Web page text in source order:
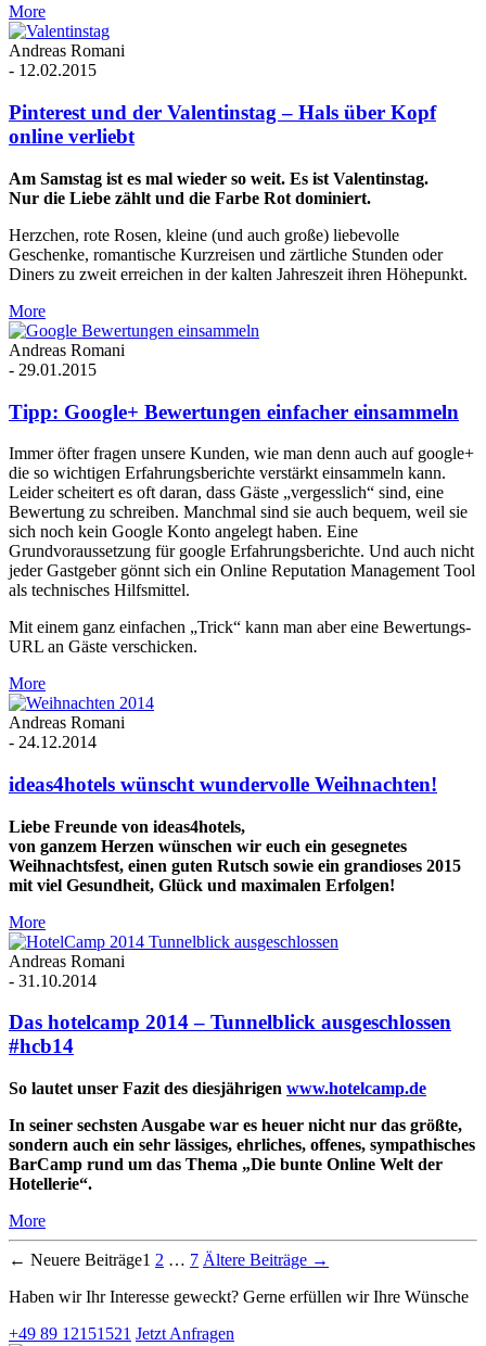
More
Andreas Romani
- 12.02.2015
Pinterest und der Valentinstag – Hals über Kopf
online verliebt
Am Samstag ist es mal wieder so weit. Es ist Valentinstag.
Nur die Liebe zählt und die Farbe Rot dominiert.
Herzchen, rote Rosen, kleine (und auch große) liebevolle
Geschenke, romantische Kurzreisen und zärtliche Stunden oder
Diners zu zweit erreichen in der kalten Jahreszeit ihren Höhepunkt.
More
Andreas Romani
- 29.01.2015
Tipp: Google+ Bewertungen einfacher einsammeln
Immer öfter fragen unsere Kunden, wie man denn auch auf google+
die so wichtigen Erfahrungsberichte verstärkt einsammeln kann.
Leider scheitert es oft daran, dass Gäste „vergesslich“ sind, eine
Bewertung zu schreiben. Manchmal sind sie auch bequem, weil sie
sich noch kein Google Konto angelegt haben. Eine
Grundvoraussetzung für google Erfahrungsberichte. Und auch nicht
jeder Gastgeber gönnt sich ein Online Reputation Management Tool
als technisches Hilfsmittel.
Mit einem ganz einfachen „Trick“ kann man aber eine Bewertungs-
URL an Gäste verschicken.
More
Andreas Romani
- 24.12.2014
ideas4hotels wünscht wundervolle Weihnachten!
Liebe Freunde von ideas4hotels,
von ganzem Herzen wünschen wir euch ein gesegnetes
Weihnachtsfest, einen guten Rutsch sowie ein grandioses 2015
mit viel Gesundheit, Glück und maximalen Erfolgen!
More
Andreas Romani
- 31.10.2014
Das hotelcamp 2014 – Tunnelblick ausgeschlossen
#hcb14
So lautet unser Fazit des diesjährigen www.hotelcamp.de
In seiner sechsten Ausgabe war es heuer nicht nur das größte,
sondern auch ein sehr lässiges, ehrliches, offenes, sympathisches
BarCamp rund um das Thema „Die bunte Online Welt der
Hotellerie“.
More
← Neuere Beiträge1 2 … 7 Ältere Beiträge →
Haben wir Ihr Interesse geweckt? Gerne erfüllen wir Ihre Wünsche
+49 89 12151521 Jetzt Anfragen